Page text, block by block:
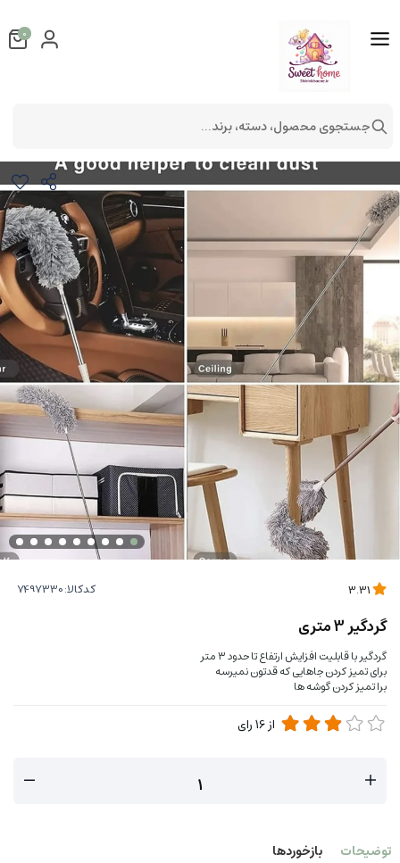
کدکالا:
گردگیر 3 متری
گردگیر با قابلیت افزایش ارتفاع تا حدود ۳ متر
برای تمیز کردن جاهایی که قدتون نمیرسه
برا تمیز کردن گوشه ها
از16رای
توضیحات بازخوردها
0
جستجوی محصول، دسته، برند...